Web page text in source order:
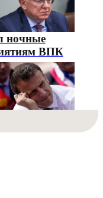
ночные
ВПК